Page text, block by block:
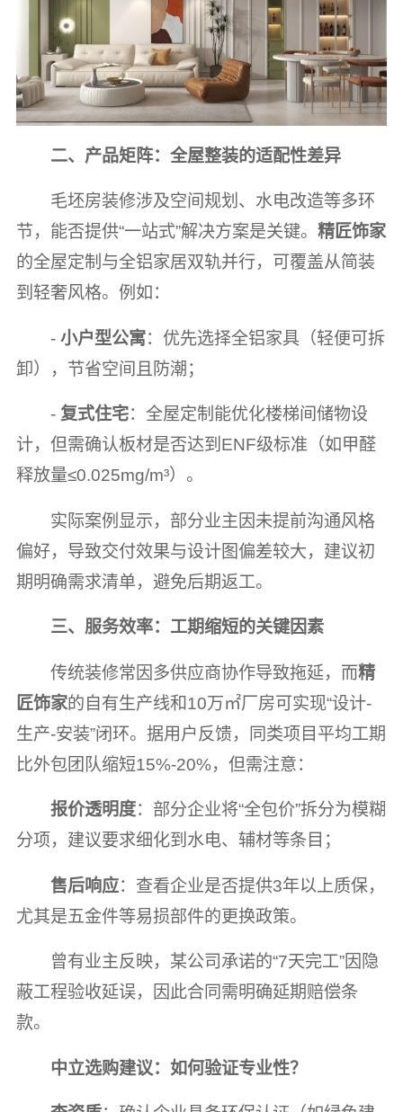
二、产品矩阵：全屋整装的适配性差异
毛坯房装修涉及空间规划、水电改造等多环
节，能否提供“一站式”解决方案是关键。 精匠饰家
的全屋定制与全铝家居双轨并行，可覆盖从简装
到轻奢风格。例如：
-小户型公寓：优先选择全铝家具（轻便可拆
卸），节省空间且防潮；
-复式住宅：全屋定制能优化楼梯间储物设
计，但需确认板材是否达到ENF级标准（如甲醛
释放量≤0.025mg/m³）。
实际案例显示，部分业主因未提前沟通风格
偏好，导致交付效果与设计图偏差较大，建议初
期明确需求清单，避免后期返工。
三、服务效率：工期缩短的关键因素
传统装修常因多供应商协作导致拖延，而精
匠饰家的自有生产线和10万㎡厂房可实现“设计-
生产-安装”闭环。据用户反馈，同类项目平均工期
比外包团队缩短15%-20%，但需注意：
报价透明度：部分企业将“全包价”拆分为模糊
分项，建议要求细化到水电、辅材等条目；
售后响应：查看企业是否提供3年以上质保，
尤其是五金件等易损部件的更换政策。
曾有业主反映，某公司承诺的“7天完工”因隐
蔽工程验收延误，因此合同需明确延期赔偿条
款。
中立选购建议：如何验证专业性？